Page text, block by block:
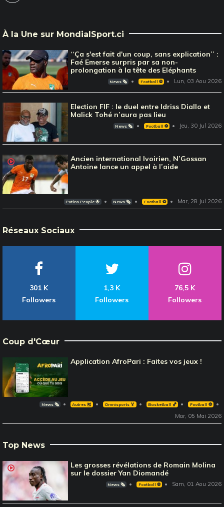
À la Une sur MondialSport.ci
‘‘Ça s'est fait d'un coup, sans explication’’ :
Faé Emerse surpris par sa non-
prolongation à la tête des Eléphants
News 🗞️ Football ⚽️ Lun, 03 Aou 2026
Election FIF : le duel entre Idriss Diallo et
Malick Tohé n’aura pas lieu
News 🗞️ Football ⚽️ Jeu, 30 Jul 2026
Ancien international Ivoirien, N’Gossan
Antoine lance un appel à l’aide
Potins People 🌟 News 🗞️ Football ⚽️ Mar, 28 Jul 2026
Réseaux Sociaux
301 K
Followers
1,3 K
Followers
76,5 K
Followers
Coup d'Cœur
Application AfroPari : Faites vos jeux !
News 🗞️ Autres 🎽 Omnisports 🏅 Basketball 🏀 Football ⚽️
Mar, 05 Mai 2026
Top News
Les grosses révélations de Romain Molina
sur le dossier Yan Diomandé
News 🗞️ Football ⚽️ Sam, 01 Aou 2026